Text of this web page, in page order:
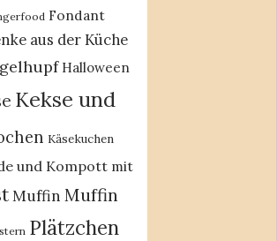
Fondant
aus der Küche
Halloween
Kekse und
Käsekuchen
und Kompott mit
Muffin Muffin
Plätzchen